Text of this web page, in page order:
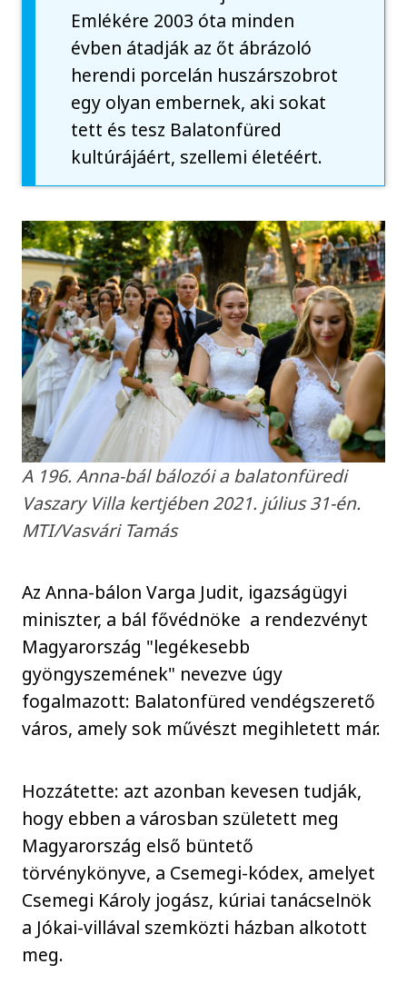
Emlékére 2003 óta minden
évben átadják az őt ábrázoló
herendi porcelán huszárszobrot
egy olyan embernek, aki sokat
tett és tesz Balatonfüred
kultúrájáért, szellemi életéért.
A 196. Anna-bál bálozói a balatonfüredi
Vaszary Villa kertjében 2021. július 31-én.
MTI/Vasvári Tamás
Az Anna-bálon Varga Judit, igazságügyi
miniszter, a bál fővédnöke a rendezvényt
Magyarország "legékesebb
gyöngyszemének" nevezve úgy
fogalmazott: Balatonfüred vendégszerető
város, amely sok művészt megihletett már.
Hozzátette: azt azonban kevesen tudják,
hogy ebben a városban született meg
Magyarország első büntető
törvénykönyve, a Csemegi-kódex, amelyet
Csemegi Károly jogász, kúriai tanácselnök
a Jókai-villával szemközti házban alkotott
meg.